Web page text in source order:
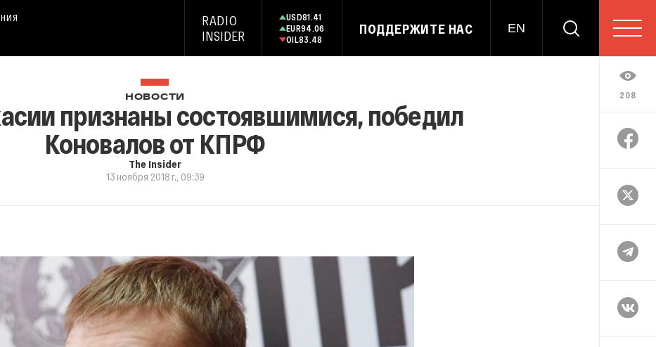
RADIO
INSIDER
USD81.41
EUR94.06
OIL83.48
ПОДДЕРЖИТЕ НАС EN
208
НОВОСТИ
признаны состоявшимися, победил
Коновалов от КПРФ
The Insider
13 ноября 2018 г., 09:39